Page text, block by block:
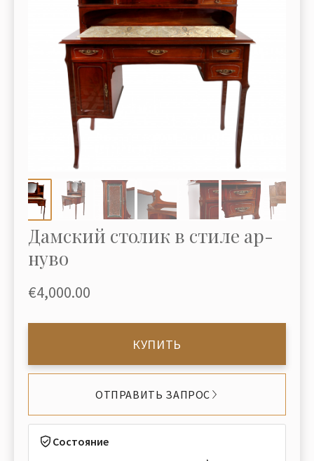
Дамский столик в стиле ар-
нуво
€4,000.00
КУПИТЬ
ОТПРАВИТЬ ЗАПРОС
Состояние